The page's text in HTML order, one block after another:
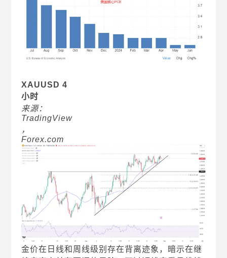
XAUUSD 4
小时
来源：
TradingView
，
Forex.com
金价在日线和周线级别存在背离迹象，暗示在继